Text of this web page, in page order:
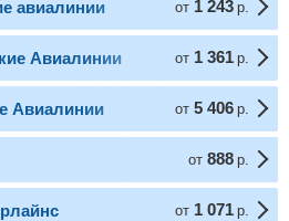
авиалинии от 1 243 р.
Авиалинии от 1 361 р.
Авиалинии от 5 406 р.
от 888 р.
от 1 071 р.